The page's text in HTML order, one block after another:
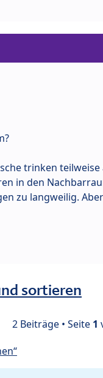
trinken
in den
zu langweilig.
sortieren
2 Beiträge • Seite 1